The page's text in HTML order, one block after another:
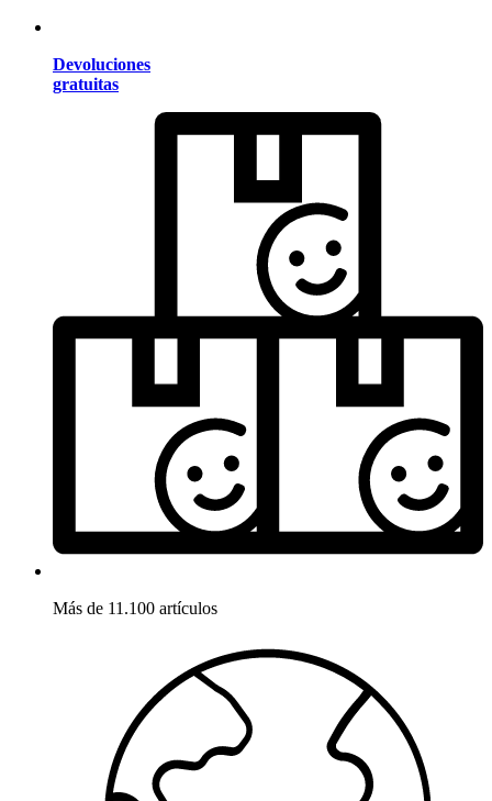
Devoluciones
gratuitas
Más de 11.100 artículos